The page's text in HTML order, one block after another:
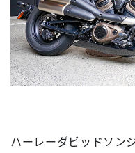
ハーレーダビッドソン